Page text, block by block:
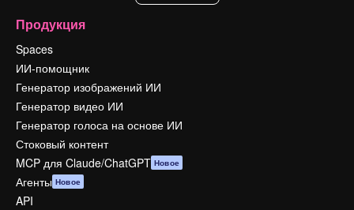
Продукция
Spaces
ИИ-помощник
Генератор изображений ИИ
Генератор видео ИИ
Генератор голоса на основе ИИ
Стоковый контент
MCP для Claude/ChatGPT Новое
Агенты Новое
API